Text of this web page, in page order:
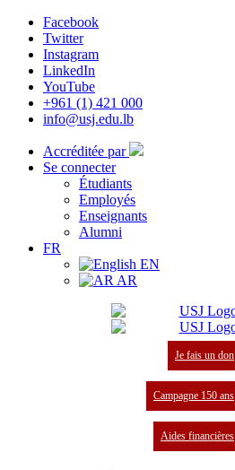
Facebook
Twitter
Instagram
LinkedIn
YouTube
+961 (1) 421 000
info@usj.edu.lb
Accréditée par
Se connecter
Étudiants
Employés
Enseignants
Alumni
FR
EN
AR
Je fais un don
Campagne 150 ans
Aides financières